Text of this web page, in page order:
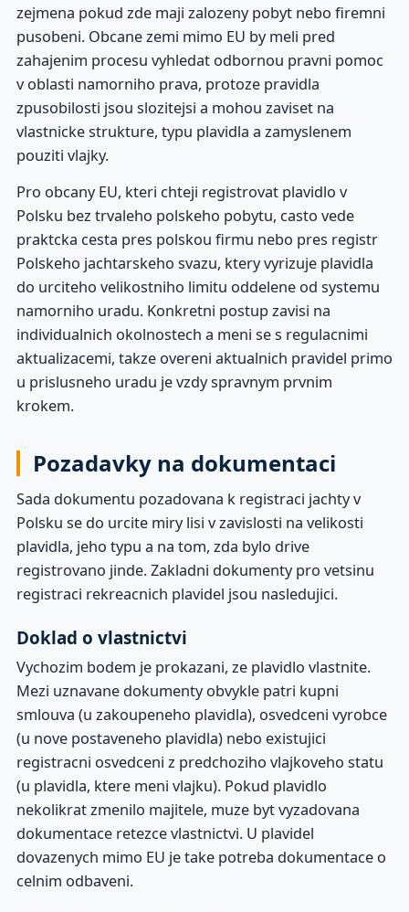
zejmena pokud zde maji zalozeny pobyt nebo firemni
pusobeni. Obcane zemi mimo EU by meli pred
zahajenim procesu vyhledat odbornou pravni pomoc
v oblasti namorniho prava, protoze pravidla
zpusobilosti jsou slozitejsi a mohou zaviset na
vlastnicke strukture, typu plavidla a zamyslenem
pouziti vlajky.
Pro obcany EU, kteri chteji registrovat plavidlo v
Polsku bez trvaleho polskeho pobytu, casto vede
praktcka cesta pres polskou firmu nebo pres registr
Polskeho jachtarskeho svazu, ktery vyrizuje plavidla
do urciteho velikostniho limitu oddelene od systemu
namorniho uradu. Konkretni postup zavisi na
individualnich okolnostech a meni se s regulacnimi
aktualizacemi, takze overeni aktualnich pravidel primo
u prislusneho uradu je vzdy spravnym prvnim
krokem.
Pozadavky na dokumentaci
Sada dokumentu pozadovana k registraci jachty v
Polsku se do urcite miry lisi v zavislosti na velikosti
plavidla, jeho typu a na tom, zda bylo drive
registrovano jinde. Zakladni dokumenty pro vetsinu
registraci rekreacnich plavidel jsou nasledujici.
Doklad o vlastnictvi
Vychozim bodem je prokazani, ze plavidlo vlastnite.
Mezi uznavane dokumenty obvykle patri kupni
smlouva (u zakoupeneho plavidla), osvedceni vyrobce
(u nove postaveneho plavidla) nebo existujici
registracni osvedceni z predchoziho vlajkoveho statu
(u plavidla, ktere meni vlajku). Pokud plavidlo
nekolikrat zmenilo majitele, muze byt vyzadovana
dokumentace retezce vlastnictvi. U plavidel
dovazenych mimo EU je take potreba dokumentace o
celnim odbaveni.